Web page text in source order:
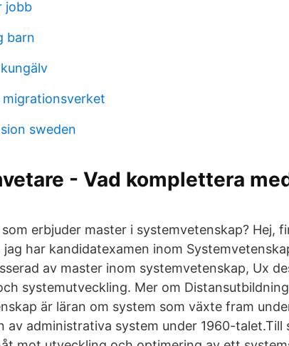
jobb
barn
sweden
- Vad komplettera
erbjuder master i systemvetenskap? Hej,
jag har kandidatexamen inom
av master inom systemvetenskap, Ux
systemutveckling. Mer om
är läran om system som växte fram
av administrativa system under 1960-talet.Till